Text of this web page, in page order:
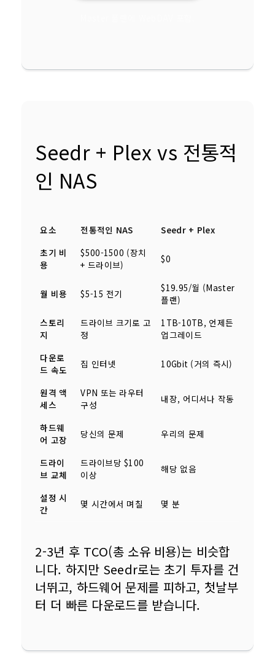
Seedr + Plex vs 전통적
인 NAS
요소 전통적인 NAS
Seedr + Plex
초기 비
용
$500-1500 (장치
+ 드라이브)
$0
월 비용 $5-15 전기
$19.95/월 (Master
플랜)
스토리
지
드라이브 크기로 고
정
1TB-10TB, 언제든
업그레이드
다운로
드 속도
집 인터넷 10Gbit (거의 즉시)
원격 액
세스
VPN 또는 라우터
구성
내장, 어디서나 작동
하드웨
어 고장
당신의 문제 우리의 문제
드라이
브 교체
드라이브당 $100
이상
해당 없음
설정 시
간
몇 시간에서 며칠 몇 분
2-3년 후 TCO(총 소유 비용)는 비슷합
니다. 하지만 Seedr로는 초기 투자를 건
너뛰고, 하드웨어 문제를 피하고, 첫날부
터 더 빠른 다운로드를 받습니다.